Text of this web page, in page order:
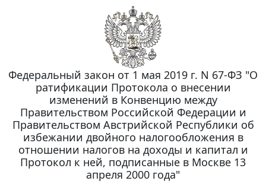
Федеральный закон от 1 мая 2019 г. N 67-ФЗ "О
ратификации Протокола о внесении
изменений в Конвенцию между
Правительством Российской Федерации и
Правительством Австрийской Республики об
избежании двойного налогообложения в
отношении налогов на доходы и капитал и
Протокол к ней, подписанные в Москве 13
апреля 2000 года"